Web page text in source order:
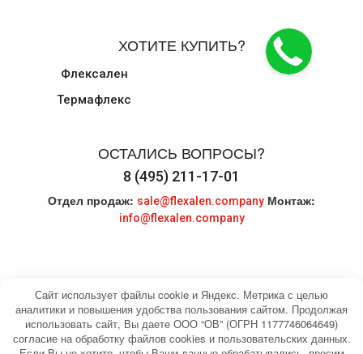
ХОТИТЕ КУПИТЬ?
Флексален
Термафлекс
ОСТАЛИСЬ ВОПРОСЫ?
8 (495) 211-17-01
Отдел продаж: sale@flexalen.company Монтаж:
info@flexalen.company
Карта сайта© 2004-2026 HEATING WATER. Все права
защищены.
Сайт использует файлы cookie и Яндекс. Метрика с целью
аналитики и повышения удобства пользования сайтом. Продолжая
использовать сайт, Вы даете ООО “ОВ” (ОГРН 1177746064649)
согласие на обработку файлов cookies и пользовательских данных.